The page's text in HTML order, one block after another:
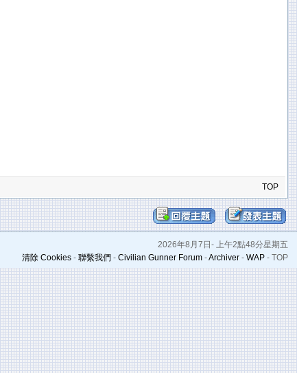
TOP
2026年8月7日- 上午2點48分星期五
清除 Cookies- 聯繫我們 - Civilian Gunner Forum-Archiver- WAP- TOP